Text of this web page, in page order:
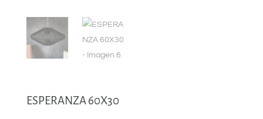
ESPERANZA 60X30